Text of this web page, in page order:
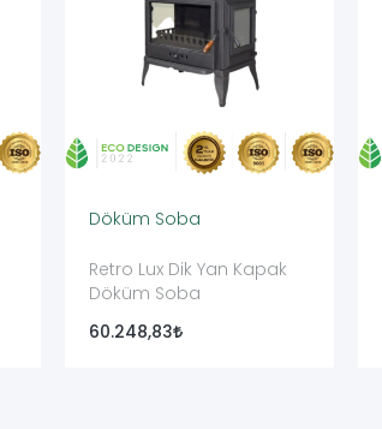
Döküm Soba
Retro Lux Dik Yan Kapak
Döküm Soba
60.248,83